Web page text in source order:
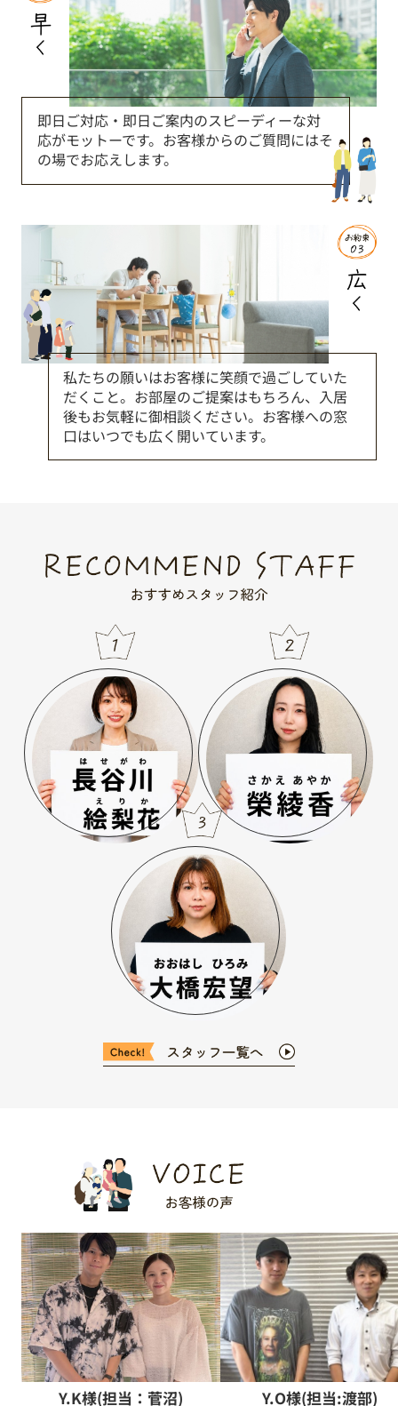
即日ご対応・即日ご案内のスピーディーな対
応がモットーです。お客様からのご質問にはそ
の場でお応えします。
私たちの願いはお客様に笑顔で過ごしていた
だくこと。お部屋のご提案はもちろん、入居
後もお気軽に御相談ください。お客様への窓
口はいつでも広く開いています。
Y.K様(担当：菅沼) Y.O様(担当:渡部)